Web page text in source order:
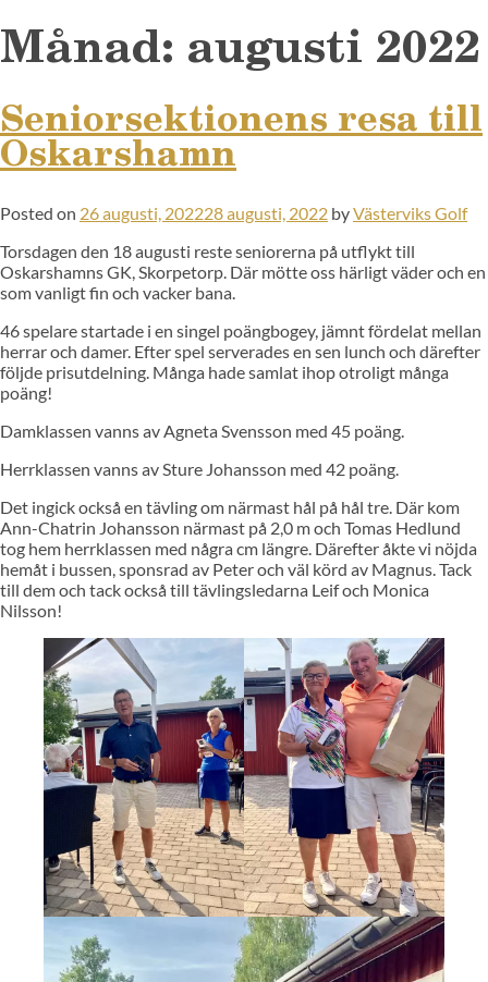
Månad: augusti 2022
Seniorsektionens resa till
Oskarshamn
Posted on 26 augusti, 202228 augusti, 2022 byVästerviks Golf
Torsdagen den 18 augusti reste seniorerna på utflykt till
Oskarshamns GK, Skorpetorp. Där mötte oss härligt väder och en
som vanligt fin och vacker bana.
46 spelare startade i en singel poängbogey, jämnt fördelat mellan
herrar och damer. Efter spel serverades en sen lunch och därefter
följde prisutdelning. Många hade samlat ihop otroligt många
poäng!
Damklassen vanns av Agneta Svensson med 45 poäng.
Herrklassen vanns av Sture Johansson med 42 poäng.
Det ingick också en tävling om närmast hål på hål tre. Där kom
Ann-Chatrin Johansson närmast på 2,0 m och Tomas Hedlund
tog hem herrklassen med några cm längre. Därefter åkte vi nöjda
hemåt i bussen, sponsrad av Peter och väl körd av Magnus. Tack
till dem och tack också till tävlingsledarna Leif och Monica
Nilsson!